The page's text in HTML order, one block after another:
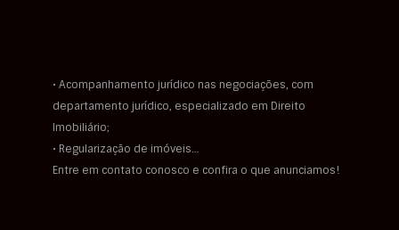
• Acompanhamento jurídico nas negociações, com
departamento jurídico, especializado em Direito
Imobiliário;
• Regularização de imóveis…
Entre em contato conosco e confira o que anunciamos!